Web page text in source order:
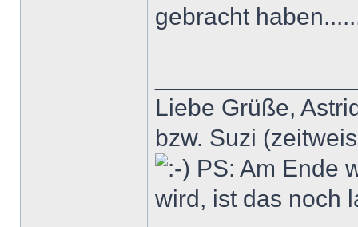
gebracht
Liebe Grüße,
bzw. Suzi
PS: Am Ende
wird, ist das noch